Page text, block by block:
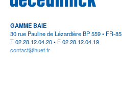
GAMME BAIE
30 rue Pauline de Lézardière BP 559 • FR-
T 02.28.12.04.20 • F 02.28.12.04.19
contact@huet.fr